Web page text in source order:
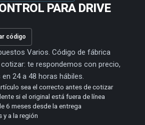
PARA DRIVE
código
Varios. Código de fábrica
cotizar: te respondemos con precio,
24 a 48 horas hábiles.
sea el correcto antes de cotizar
si el original está fuera de línea
6 meses desde la entrega
y a la región